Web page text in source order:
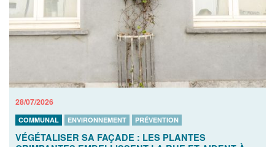
28/07/2026
COMMUNAL ENVIRONNEMENT PRÉVENTION
VÉGÉTALISER SA FAÇADE : LES PLANTES